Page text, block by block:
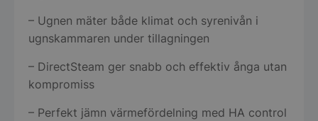
– Ugnen mäter både klimat och syrenivån i
ugnskammaren under tillagningen
– DirectSteam ger snabb och effektiv ånga utan
kompromiss
– Perfekt jämn värmefördelning med HA control